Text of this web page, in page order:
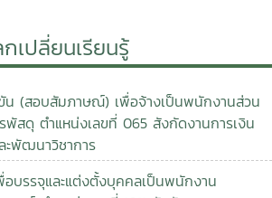
31 พฤษภาคม 2566ประกาศผลการสอบ
รายงานตัวขึ้นทะเบียนเป็นนักศึกษา
เปิดเทอม 3 กรกฎาคม 2566สนใจ
โท-เอกสมัครออนไลน์
applyสอบถามข้อมูลเพิ่มเติมได้ที่ 0-
นต่อปริญญาโทแม่โจ้#สมัครเรียนต่อ
มหาวิทยาลัย
เปลี่ยนเรียนรู้
น (สอบสัมภาษณ์) เพื่อจ้างเป็นพนักงานส่วน
พัสดุ ตำแหน่งเลขที่ 065 สังกัดงานการเงิน
ะพัฒนาวิชาการ
บรรจุและแต่งตั้งบุคคลเป็นพนักงาน